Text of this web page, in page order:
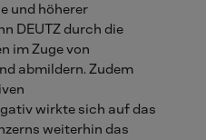
und höherer
DEUTZ durch die
im Zuge von
abmildern. Zudem
wirkte sich auf das
weiterhin das